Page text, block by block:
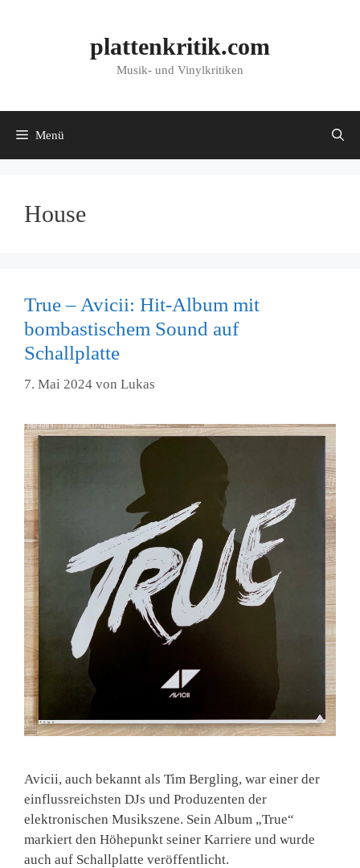
plattenkritik.com
Musik- und Vinylkritiken
Menü
House
True – Avicii: Hit-Album mit
bombastischem Sound auf
Schallplatte
7. Mai 2024 von Lukas
Avicii, auch bekannt als Tim Bergling, war einer der
einflussreichsten DJs und Produzenten der
elektronischen Musikszene. Sein Album „True“
markiert den Höhepunkt seiner Karriere und wurde
auch auf Schallplatte veröffentlicht.